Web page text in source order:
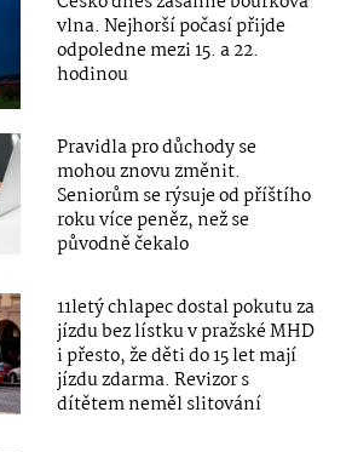
vlna. Nejhorší počasí přijde
odpoledne mezi 15. a 22.
hodinou
Pravidla pro důchody se
mohou znovu změnit.
Seniorům se rýsuje od příštího
roku více peněz, než se
původně čekalo
11letý chlapec dostal pokutu za
jízdu bez lístku v pražské MHD
i přesto, že děti do 15 let mají
jízdu zdarma. Revizor s
dítětem neměl slitování